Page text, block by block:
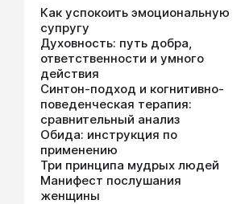
Как успокоить эмоциональную
супругу
Духовность: путь добра,
ответственности и умного
действия
Синтон-подход и когнитивно-
поведенческая терапия:
сравнительный анализ
Обида: инструкция по
применению
Три принципа мудрых людей
Манифест послушания
женщины